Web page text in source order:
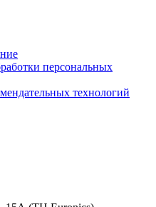
персональных
технологий